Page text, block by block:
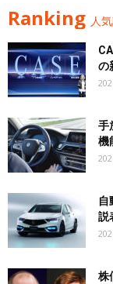
Ranking 人
の
手
機
自
説
株